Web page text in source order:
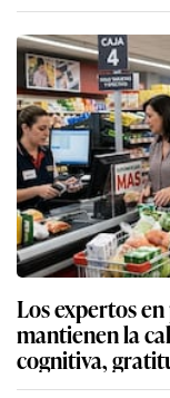
Los expertos
mantienen la
cognitiva,